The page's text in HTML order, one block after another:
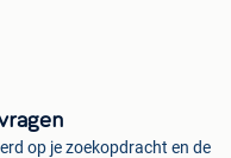
op je zoekopdracht en de